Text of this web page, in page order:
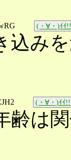
(・∀・)ｲｲ!!
込み
(・∀・)ｲｲ!!
齢は